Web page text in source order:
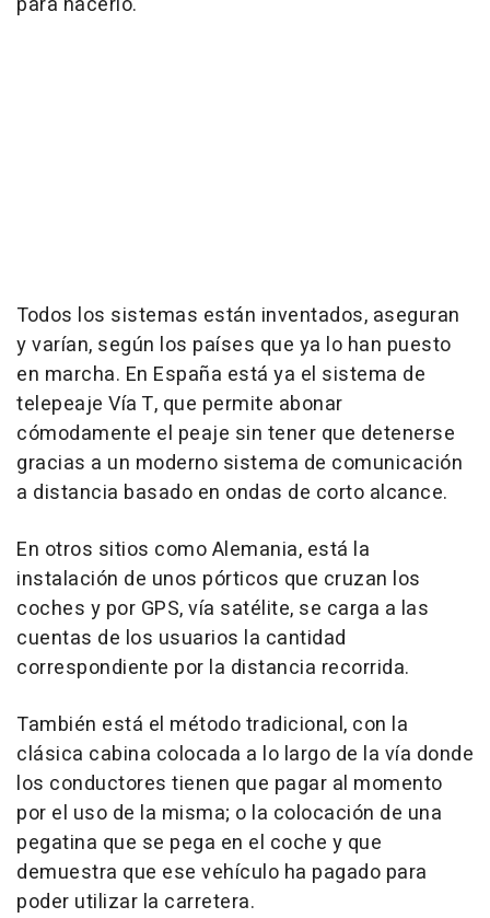
Todos los sistemas están inventados, aseguran
y varían, según los países que ya lo han puesto
en marcha. En España está ya el sistema de
telepeaje Vía T, que permite abonar
cómodamente el peaje sin tener que detenerse
gracias a un moderno sistema de comunicación
a distancia basado en ondas de corto alcance.
En otros sitios como Alemania, está la
instalación de unos pórticos que cruzan los
coches y por GPS, vía satélite, se carga a las
cuentas de los usuarios la cantidad
correspondiente por la distancia recorrida.
También está el método tradicional, con la
clásica cabina colocada a lo largo de la vía donde
los conductores tienen que pagar al momento
por el uso de la misma; o la colocación de una
pegatina que se pega en el coche y que
demuestra que ese vehículo ha pagado para
poder utilizar la carretera.